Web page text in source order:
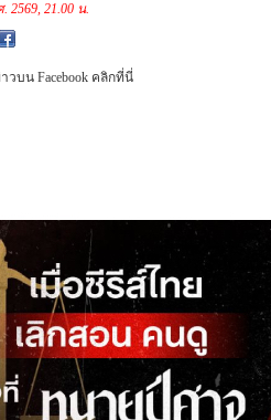
21.00 น.
บน Facebook คลิกที่นี่